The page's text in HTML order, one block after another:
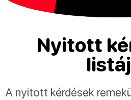
Nyitott
A nyitott kérdések